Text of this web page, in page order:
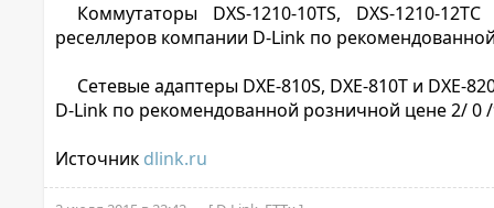
Коммутаторы DXS-1210-10TS, DXS-1210-
реселлеров компании D-Link по
Сетевые адаптеры DXE-810S, DXE-810T и DXE-
D-Link по рекомендованной розничной цене 2/ 0 /
Источник dlink.ru